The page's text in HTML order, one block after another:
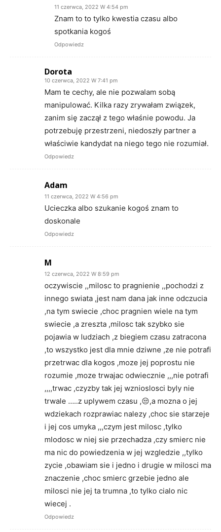
11 czerwca, 2022 W 4:54 pm
Znam to to tylko kwestia czasu albo
spotkania kogoś
Odpowiedz
Dorota
10 czerwca, 2022 W 7:41 pm
Mam te cechy, ale nie pozwalam sobą
manipulować. Kilka razy zrywałam związek,
zanim się zaczął z tego właśnie powodu. Ja
potrzebuję przestrzeni, niedoszły partner a
właściwie kandydat na niego tego nie rozumiał.
Odpowiedz
Adam
11 czerwca, 2022 W 4:56 pm
Ucieczka albo szukanie kogoś znam to
doskonale
Odpowiedz
M
12 czerwca, 2022 W 8:59 pm
oczywiscie ,,milosc to pragnienie ,,pochodzi z
innego swiata ,jest nam dana jak inne odczucia
,na tym swiecie ,choc pragnien wiele na tym
swiecie ,a zreszta ,milosc tak szybko sie
pojawia w ludziach ,z biegiem czasu zatracona
,to wszystko jest dla mnie dziwne ,ze nie potrafi
przetrwac dla kogos ,moze jej poprostu nie
rozumie ,moze trwajac odwiecznie ,,,nie potrafi
,,,,trwac ,czyzby tak jej wznioslosci byly nie
trwale …..z uplywem czasu ,😒,a mozna o jej
wdziekach rozprawiac nalezy ,choc sie starzeje
i jej cos umyka ,,,czym jest milosc ,tylko
mlodosc w niej sie przechadza ,czy smierc nie
ma nic do powiedzenia w jej wzgledzie ,,tylko
zycie ,obawiam sie i jedno i drugie w milosci ma
znaczenie ,choc smierc grzebie jedno ale
milosci nie jej ta trumna ,to tylko cialo nic
wiecej .
Odpowiedz